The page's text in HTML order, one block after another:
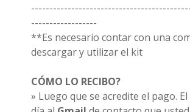
------------------
**Es necesario contar con una
descargar y utilizar el kit
CÓMO LO RECIBO?
» Luego que se acredite el pago.